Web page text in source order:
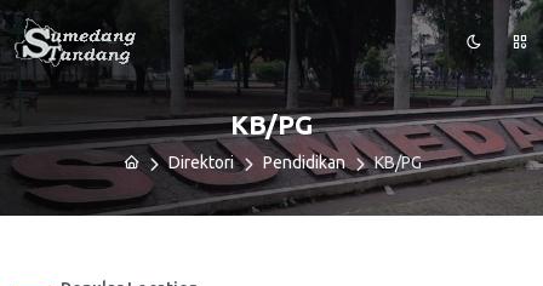
KB/PG
Direktori Pendidikan KB/PG